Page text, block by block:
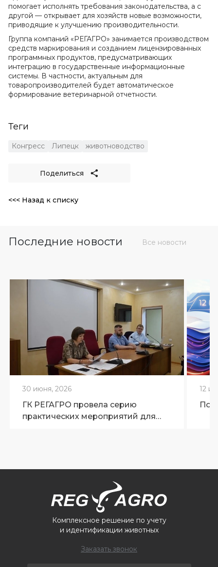
помогает исполнять требования законодательства, а с
другой — открывает для хозяйств новые возможности,
приводящие к улучшению производительности.
Группа компаний «РЕГАГРО» занимается производством
средств маркирования и созданием лицензированных
программных продуктов, предусматривающих
интеграцию в государственные информационные
системы. В частности, актуальным для
товаропроизводителей будет автоматическое
формирование ветеринарной отчетности.
Теги
Конгресс Липецк животноводство
Поделиться
<<< Назад к списку
Последние новости Все новости
30 июня, 2026
ГК РЕГАГРО провела серию
практических мероприятий для
12
Комплексное решение по учету
и идентификации животных
Заказать звонок